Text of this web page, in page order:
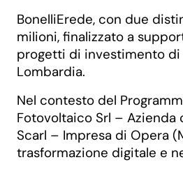
BonelliErede, con due
milioni, finalizzato a
progetti di investimento di
Lombardia.
Nel contesto del
Fotovoltaico Srl –
Scarl – Impresa di Opera
trasformazione digitale e